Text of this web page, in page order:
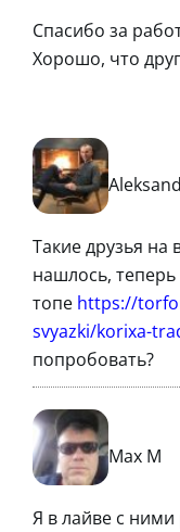
Спасибо за
Хорошо, что
Такие друзья на
нашлось,
топе https://
svyazki/korixa-
попробовать?
Max M
Я в лайве с